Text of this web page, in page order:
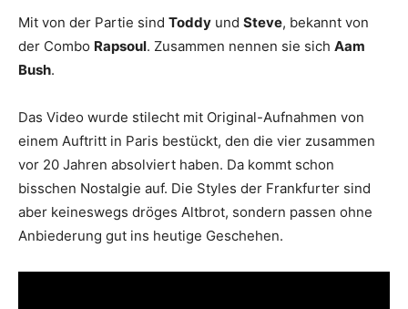
Mit von der Partie sind Toddy und Steve, bekannt von
der Combo Rapsoul. Zusammen nennen sie sich Aam
Bush.
Das Video wurde stilecht mit Original-Aufnahmen von
einem Auftritt in Paris bestückt, den die vier zusammen
vor 20 Jahren absolviert haben. Da kommt schon
bisschen Nostalgie auf. Die Styles der Frankfurter sind
aber keineswegs dröges Altbrot, sondern passen ohne
Anbiederung gut ins heutige Geschehen.